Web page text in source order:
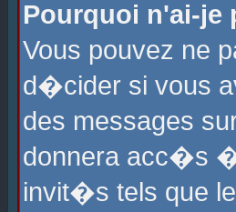
Pourquoi n'ai-je
Vous pouvez ne
d�cider si vous
des messages
donnera acc�s �
invit�s tels que